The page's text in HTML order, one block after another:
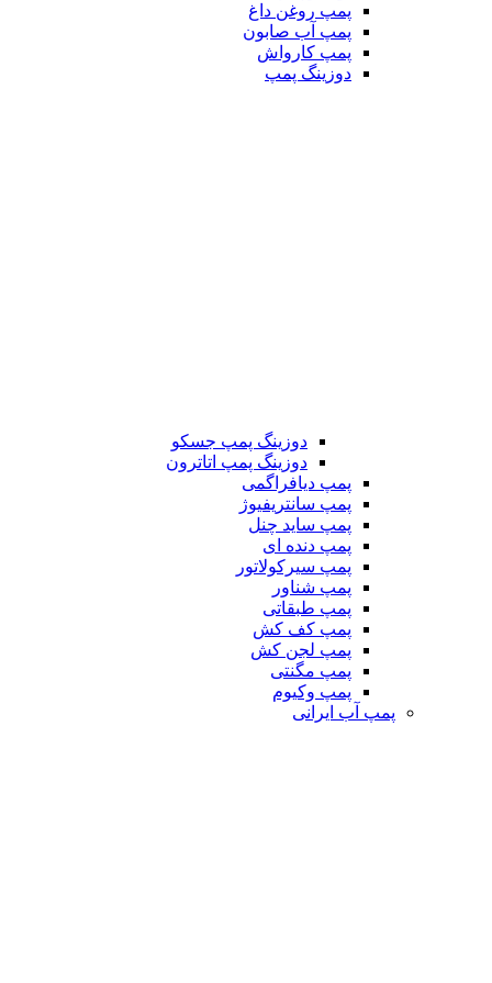
پمپ روغن داغ
پمپ آب صابون
پمپ کارواش
دوزینگ پمپ
دوزینگ پمپ جسکو
دوزینگ پمپ اتاترون
پمپ دیافراگمی
پمپ سانتریفیوژ
پمپ ساید چنل
پمپ دنده ای
پمپ سیرکولاتور
پمپ شناور
پمپ طبقاتی
پمپ کف کش
پمپ لجن کش
پمپ مگنتی
پمپ وکیوم
پمپ آب ایرانی